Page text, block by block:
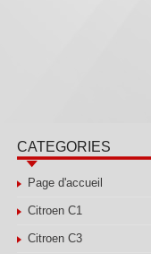
CATEGORIES
Page d'accueil
Citroen C1
Citroen C3